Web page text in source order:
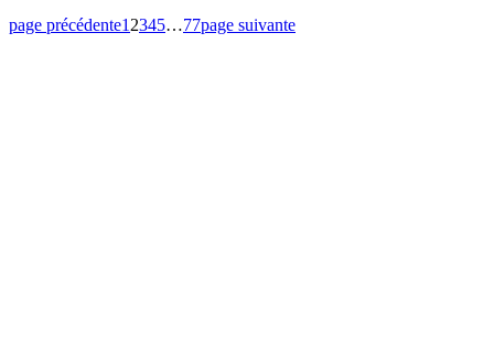
page précédente1 2345…77page suivante